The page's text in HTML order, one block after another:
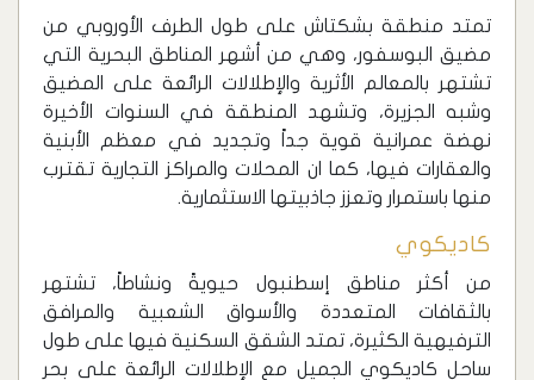
تمتد منطقة بشكتاش على طول الطرف الأوروبي من
مضيق البوسفور، وهي من أشهر المناطق البحرية التي
تشتهر بالمعالم الأثرية والإطلالات الرائعة على المضيق
وشبه الجزيرة، وتشهد المنطقة في السنوات الأخيرة
نهضة عمرانية قوية جداً وتجديد في معظم الأبنية
والعقارات فيها، كما ان المحلات والمراكز التجارية تقترب
منها باستمرار وتعزز جاذبيتها الاستثمارية.
كاديكوي
من أكثر مناطق إسطنبول حيويةً ونشاطاً، تشتهر
بالثقافات المتعددة والأسواق الشعبية والمرافق
الترفيهية الكثيرة، تمتد الشقق السكنية فيها على طول
ساحل كاديكوي الجميل مع الإطلالات الرائعة على بحر